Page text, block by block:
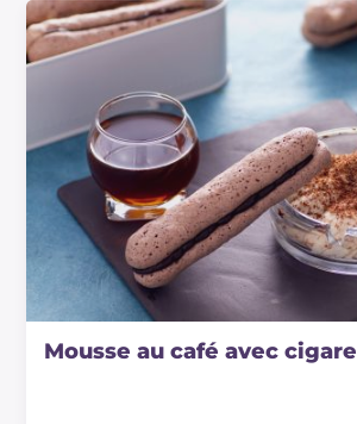
Mousse au café avec cigare